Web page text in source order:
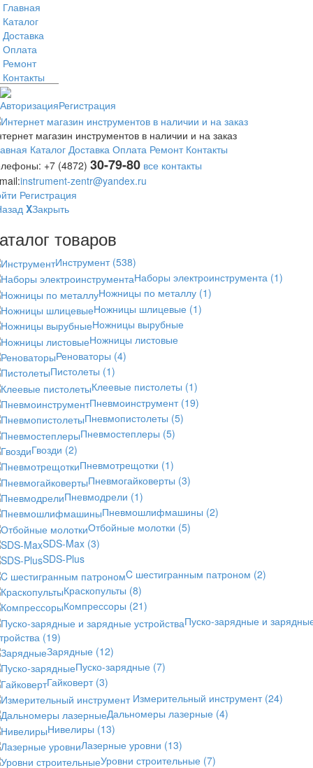
Главная
Каталог
Доставка
Оплата
Ремонт
Контакты
АвторизацияРегистрация
магазин инструментов в наличии и на заказ
Каталог Доставка Оплата Ремонт Контакты
+7 (4872) 30-79-80 все контакты
instrument-zentr@yandex.ru
Регистрация
XЗакрыть
товаров
Инструмент (538)
Наборы электроинструмента (1)
Ножницы по металлу (1)
Ножницы шлицевые (1)
Ножницы вырубные
Ножницы листовые
Реноваторы (4)
Пистолеты (1)
Клеевые пистолеты (1)
Пневмоинструмент (19)
Пневмопистолеты (5)
Пневмостеплеры (5)
Гвозди (2)
Пневмотрещотки (1)
Пневмогайковерты (3)
Пневмодрели (1)
Пневмошлифмашины (2)
Отбойные молотки (5)
SDS-Max (3)
SDS-Plus
C шестигранным патроном (2)
Краскопульты (8)
Компрессоры (21)
Пуско-зарядные и
(19)
Зарядные (12)
Пуско-зарядные (7)
Гайковерт (3)
Измерительный инструмент (24)
Дальномеры лазерные (4)
Нивелиры (13)
Лазерные уровни (13)
Уровни строительные (7)